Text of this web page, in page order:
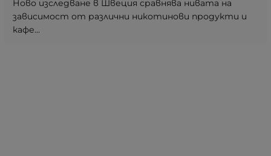
Ново изследване в Швеция сравнява нивата на
зависимост от различни никотинови продукти и
кафе...